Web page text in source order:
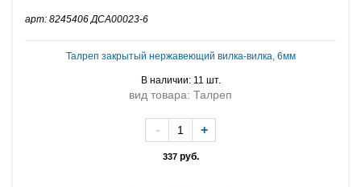
арт: 8245406 ДСА00023-6
Талреп закрытый нержавеющий вилка-вилка, 6мм
В наличии: 11 шт.
вид товара: Талреп
337руб.
- +